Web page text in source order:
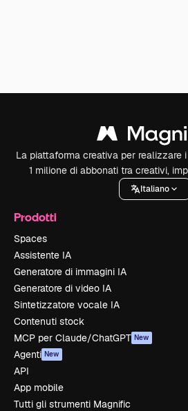
La piattaforma creativa per realizzare
1 milione di abbonati tra creativi,
Italiano
Prodotti
Spaces
Assistente IA
Generatore di immagini IA
Generatore di video IA
Sintetizzatore vocale IA
Contenuti stock
MCP per Claude/ChatGPT New
Agenti New
API
App mobile
Tutti gli strumenti Magnific